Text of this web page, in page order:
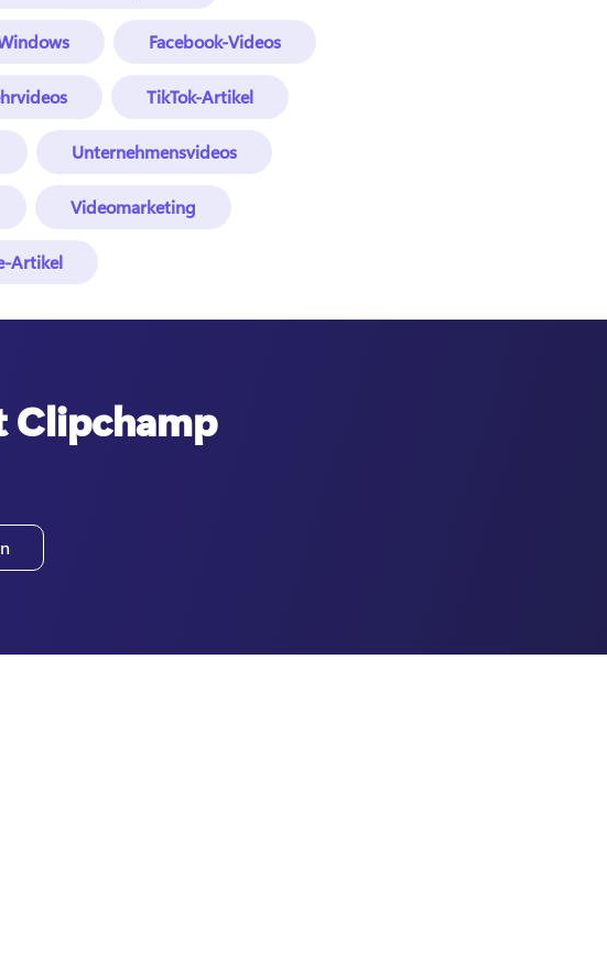
Facebook-Videos
TikTok-Artikel
Unternehmensvideos
Videomarketing
Artikel
Clipchamp